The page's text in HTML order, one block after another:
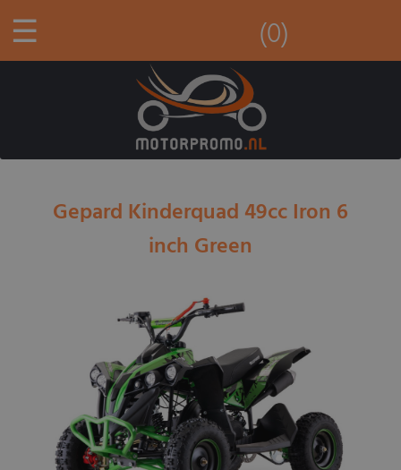
☰ (0)
Gepard Kinderquad 49cc Iron 6
inch Green